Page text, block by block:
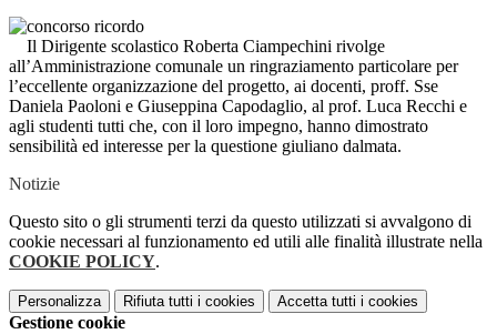
Il Dirigente scolastico Roberta Ciampechini rivolge
all’Amministrazione comunale un ringraziamento particolare per
l’eccellente organizzazione del progetto, ai docenti, proff. Sse
Daniela Paoloni e Giuseppina Capodaglio, al prof. Luca Recchi e
agli studenti tutti che, con il loro impegno, hanno dimostrato
sensibilità ed interesse per la questione giuliano dalmata.
Notizie
Questo sito o gli strumenti terzi da questo utilizzati si avvalgono di
cookie necessari al funzionamento ed utili alle finalità illustrate nella
COOKIE POLICY.
Personalizza Rifiuta tutti i cookies Accetta tutti i cookies
Gestione cookie